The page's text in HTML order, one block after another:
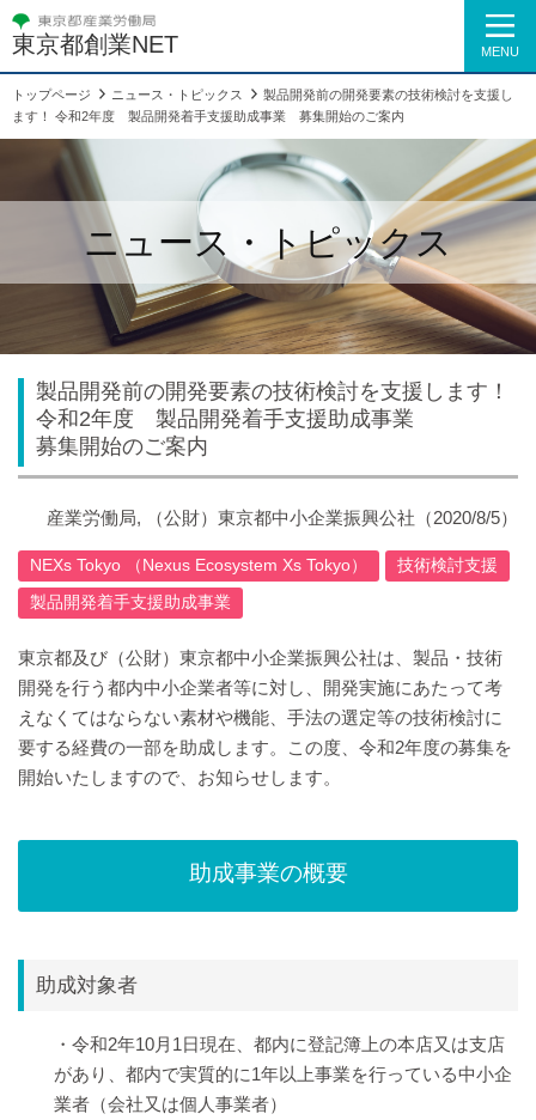
東京都創業NET MENU
トップページ ニュース・トピックス
製品開発前の開発要素の技術検討を支援し
ます！ 令和2年度 製品開発着手支援助成事業 募集開始のご案内
ニュース・トピックス
製品開発前の開発要素の技術検討を支援します！
令和2年度 製品開発着手支援助成事業
募集開始のご案内
産業労働局, （公財）東京都中小企業振興公社 （2020/8/5）
NEXs Tokyo （Nexus Ecosystem Xs Tokyo）
技術検討支援
製品開発着手支援助成事業
東京都及び（公財）東京都中小企業振興公社は、製品・技術
開発を行う都内中小企業者等に対し、開発実施にあたって考
えなくてはならない素材や機能、手法の選定等の技術検討に
要する経費の一部を助成します。この度、令和2年度の募集を
開始いたしますので、お知らせします。
助成事業の概要
助成対象者
・令和2年10月1日現在、都内に登記簿上の本店又は支店
があり、都内で実質的に1年以上事業を行っている中小企
業者（会社又は個人事業者）